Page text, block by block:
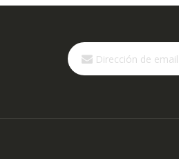
Inscríbase
a
nuestro